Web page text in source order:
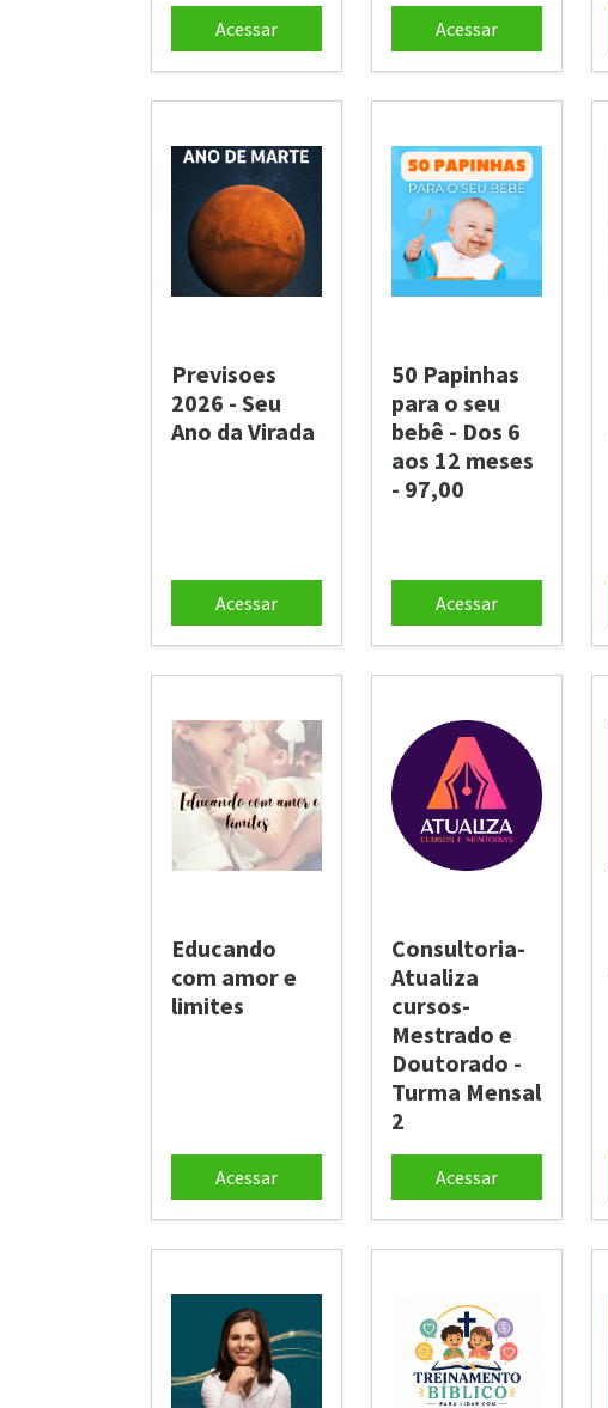
Acessar Acessar
Previsoes
2026 - Seu
Ano da Virada
Acessar
50 Papinhas
para o seu
bebê - Dos 6
aos 12 meses
- 97,00
Acessar
Educando
com amor e
limites
Acessar
Consultoria-
Atualiza
cursos-
Mestrado e
Doutorado -
Turma Mensal
2
Acessar